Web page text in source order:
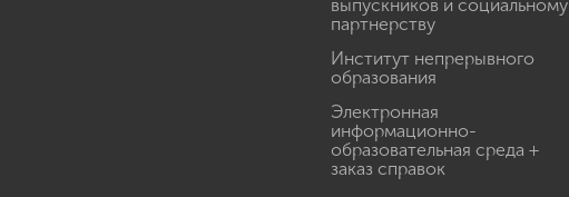
выпускников и социальному
партнерству
Институт непрерывного
образования
Электронная
информационно-
образовательная среда +
заказ справок